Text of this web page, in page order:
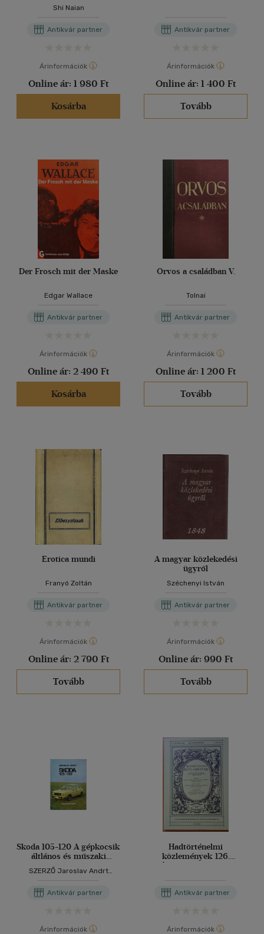
Shi Naian
Antikvár partner
Árinformációk
Online ár: 1 980 Ft
Kosárba
Antikvár partner
Árinformációk
Online ár: 1 400 Ft
Tovább
Der Frosch mit der Maske
Edgar Wallace
Antikvár partner
Árinformációk
Online ár: 2 490 Ft
Kosárba
Orvos a családban V.
Tolnai
Antikvár partner
Árinformációk
Online ár: 1 200 Ft
Tovább
Erotica mundi
Franyó Zoltán
Antikvár partner
Árinformációk
Online ár: 2 790 Ft
Tovább
A magyar közlekedési
ügyről
Széchenyi István
Antikvár partner
Árinformációk
Online ár: 990 Ft
Tovább
Skoda 105-120 A gépkocsik
áltlános és műszaki
alapadatai, Motor, A
tengelykapcsoló. A
tengelyhajtás, A hátsó
Tankönyvi szám: 42 029.
SZERZŐ Jaroslav Andrt
FORDÍTÓ Takács Lajos LEKTOR
Antikvár partner
Árinformációk
Hadtörténelmi
közlemények 126.
évfolyam 3. szám 2013
Antikvár partner
Árinformációk